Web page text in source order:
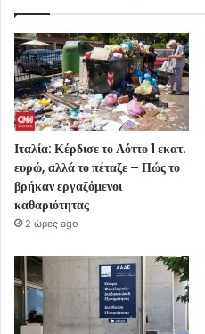
Ιταλία: Κέρδισε το Λόττο 1 εκατ.
ευρώ, αλλά το πέταξε – Πώς το
βρήκαν εργαζόμενοι
καθαριότητας
2 ώρες ago